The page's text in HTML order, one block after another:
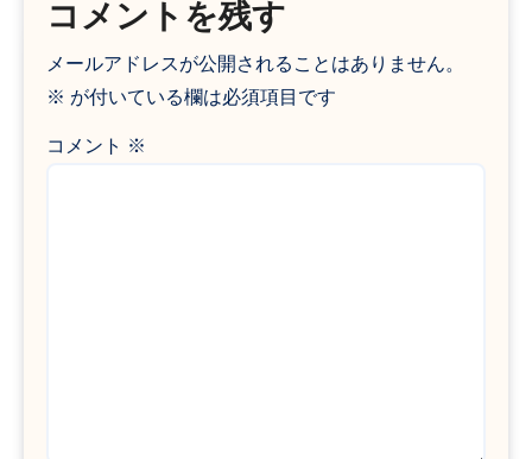
コメントを残す
メールアドレスが公開されることはありません。
※ が付いている欄は必須項目です
コメント ※